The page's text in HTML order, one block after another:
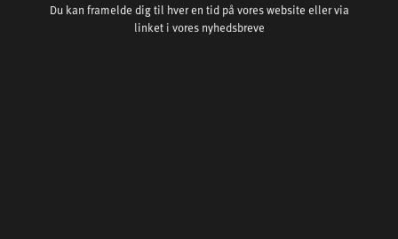
Du kan framelde dig til hver en tid på vores website eller via
linket i vores nyhedsbreve